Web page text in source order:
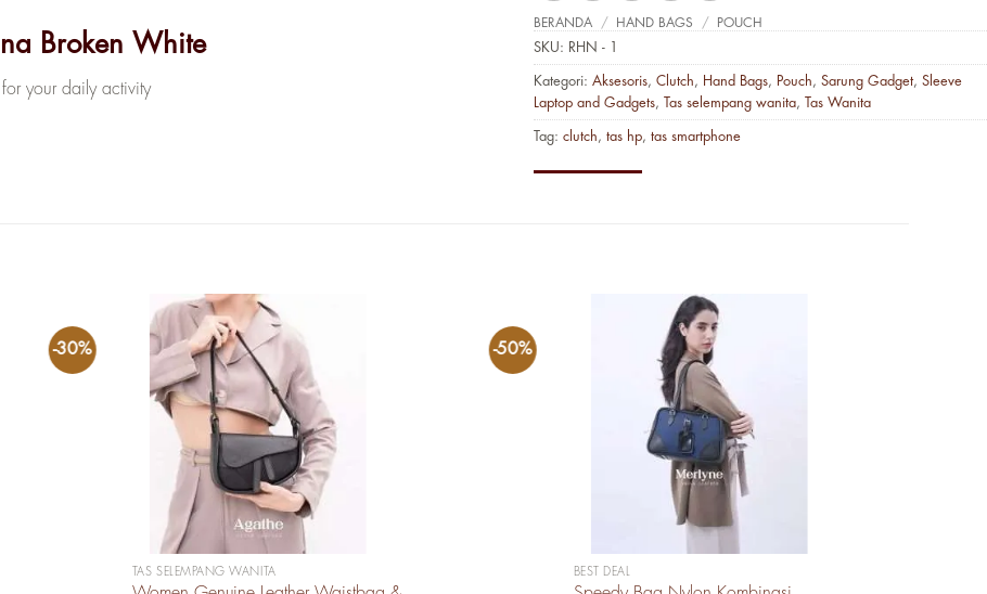
Broken White
for your daily activity
BERANDA / HAND BAGS / POUCH
SKU: RHN - 1
Kategori: Aksesoris, Clutch , Hand Bags, Pouch , Sarung Gadget, Sleeve
Laptop and Gadgets, Tas selempang wanita, Tas Wanita
Tag: clutch , tas hp, tas smartphone
-30%
TAS SELEMPANG WANITA
-50%
BEST DEAL